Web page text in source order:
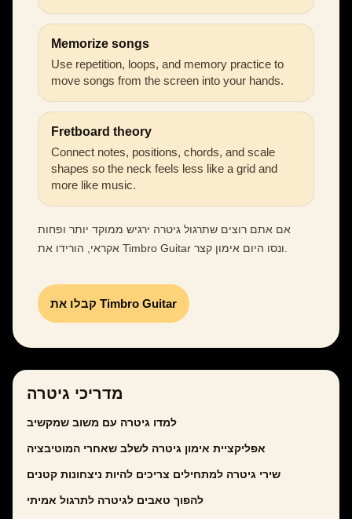
Memorize songs
Use repetition, loops, and memory practice to
move songs from the screen into your hands.
Fretboard theory
Connect notes, positions, chords, and scale
shapes so the neck feels less like a grid and
more like music.
אם אתם רוצים שתרגול גיטרה ירגיש ממוקד יותר ופחות
אקראי, הורידו את Timbro Guitar ונסו היום אימון קצר.
קבלו את Timbro Guitar
מדריכי גיטרה
למדו גיטרה עם משוב שמקשיב
אפליקציית אימון גיטרה לשלב שאחרי המוטיבציה
שירי גיטרה למתחילים צריכים להיות ניצחונות קטנים
להפוך טאבים לגיטרה לתרגול אמיתי